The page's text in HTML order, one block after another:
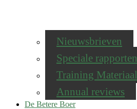
Nieuwsbrieven
Speciale rapporten
Training Materiaal
Annual reviews
De Betere Boer